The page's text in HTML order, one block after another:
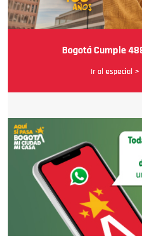
Bogotá Cumple
Ir al especial >